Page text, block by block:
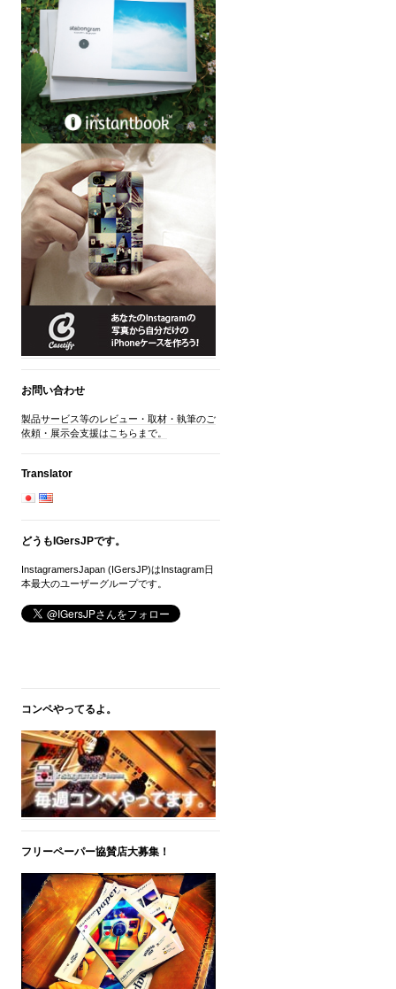
お問い合わせ
製品サービス等のレビュー・取材・執筆のご
依頼・展示会支援はこちらまで。
Translator
どうもIGersJPです。
InstagramersJapan (IGersJP)はInstagram日
本最大のユーザーグループです。
コンペやってるよ。
フリーペーパー協賛店大募集！